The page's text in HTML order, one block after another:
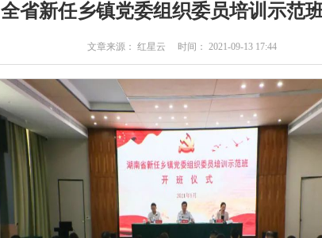
全省新任乡镇党委组织委员培训示范
文章来源： 红星云 时间： 2021-09-13 17:44